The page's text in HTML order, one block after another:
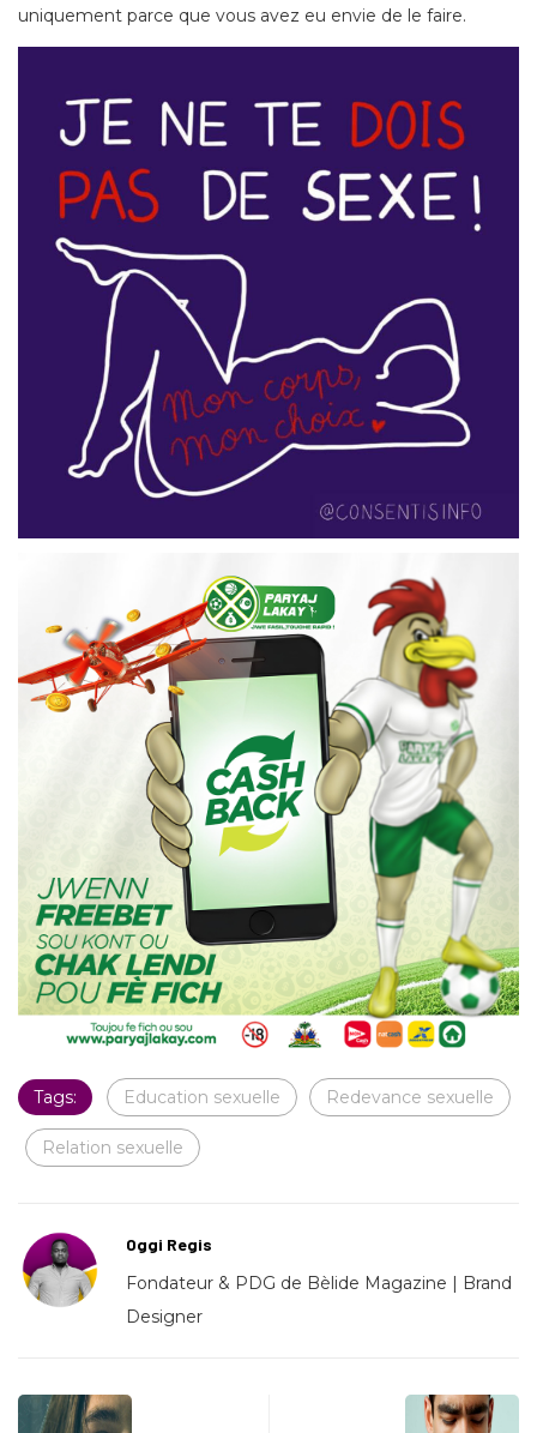
uniquement parce que vous avez eu envie de le faire.
Tags: Education sexuelle Redevance sexuelle
Relation sexuelle
Oggi Regis
Fondateur & PDG de Bèlide Magazine | Brand
Designer